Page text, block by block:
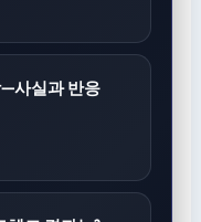
사실과 반응